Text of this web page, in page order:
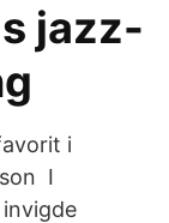
jazz-
i
I